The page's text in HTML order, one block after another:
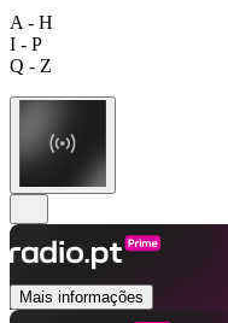
A - H
I - P
Q - Z
Mais informações